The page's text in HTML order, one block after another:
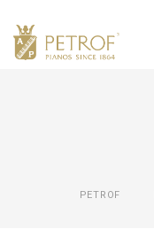
PETROF